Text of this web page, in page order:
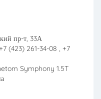
пр-т, 33А
(423) 261-34-08 , +7
Symphony 1.5T